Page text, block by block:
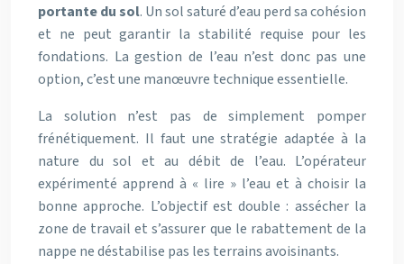
portante du sol. Un sol saturé d’eau perd sa cohésion
et ne peut garantir la stabilité requise pour les
fondations. La gestion de l’eau n’est donc pas une
option, c’est une manœuvre technique essentielle.
La solution n’est pas de simplement pomper
frénétiquement. Il faut une stratégie adaptée à la
nature du sol et au débit de l’eau. L’opérateur
expérimenté apprend à « lire » l’eau et à choisir la
bonne approche. L’objectif est double : assécher la
zone de travail et s’assurer que le rabattement de la
nappe ne déstabilise pas les terrains avoisinants.